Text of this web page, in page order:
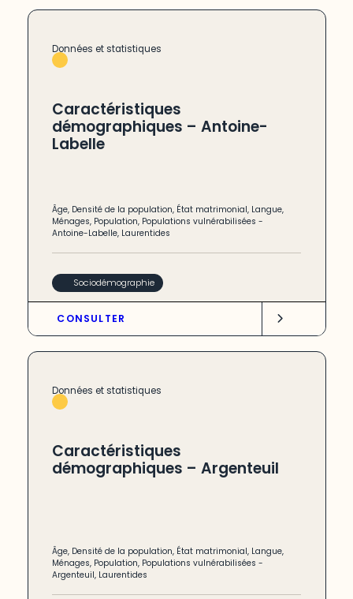
Données et statistiques
Caractéristiques
démographiques – Antoine-
Labelle
Âge, Densité de la population, État matrimonial, Langue,
Ménages, Population, Populations vulnérabilisées -
Antoine-Labelle, Laurentides
Sociodémographie
CONSULTER
Données et statistiques
Caractéristiques
démographiques – Argenteuil
Âge, Densité de la population, État matrimonial, Langue,
Ménages, Population, Populations vulnérabilisées -
Argenteuil, Laurentides